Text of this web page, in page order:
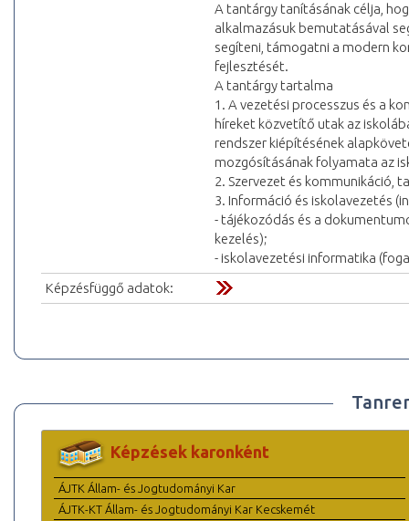
A tantárgy tanításának célja,
alkalmazásuk bemutatásával
segíteni, támogatni a modern
fejlesztését.
A tantárgy tartalma
1. A vezetési processzus és a
híreket közvetítő utak az
rendszer kiépítésének
mozgósításának folyamata az
2. Szervezet és kommunikáció,
3. Információ és iskolavezetés
- tájékozódás és a
kezelés);
- iskolavezetési informatika
Képzésfüggő adatok:
Képzések karonként
ÁJTK Állam- és Jogtudományi Kar
ÁJTK-KT Állam- és Jogtudományi Kar Kecskemét